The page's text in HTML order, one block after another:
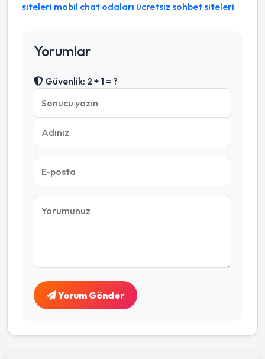
siteleri mobil chat odaları ücretsiz sohbet siteleri
Yorumlar
Güvenlik: 2 + 1 = ?
Yorum Gönder